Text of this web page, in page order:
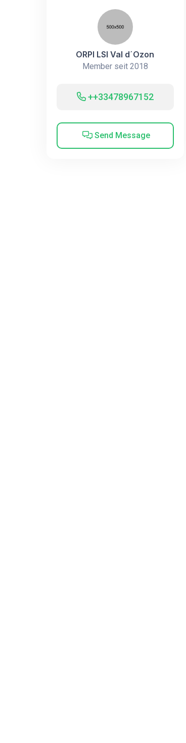
ORPI LSI Val d´Ozon
Member seit 2018
++33478967152
Send Message